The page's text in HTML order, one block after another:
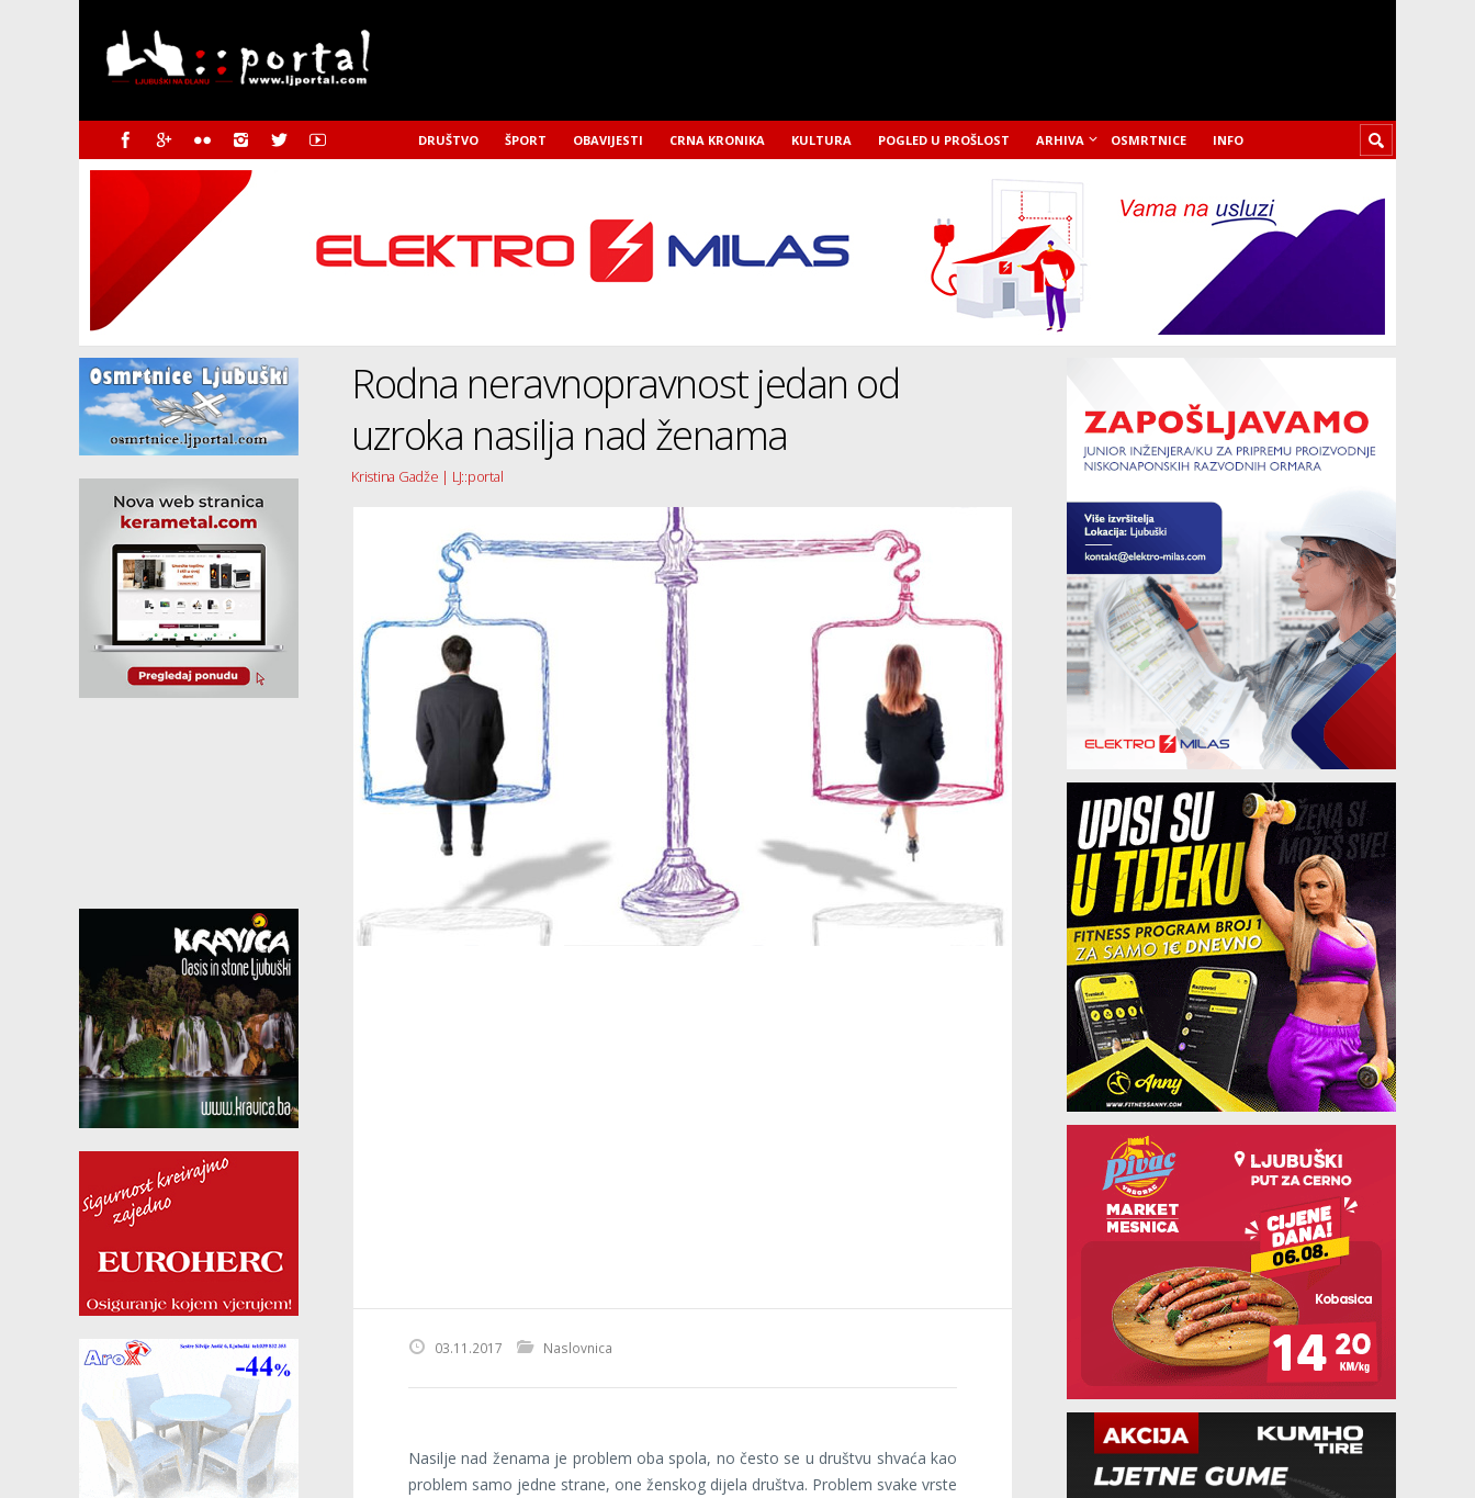
DRUŠTVO ŠPORT OBAVIJESTI CRNA KRONIKA KULTURA POGLED U PROŠLOST ARHIVA OSMRTNICE INFO
Rodna neravnopravnost jedan od
uzroka nasilja nad ženama
Kristina Gadže | LJ::portal
03.11.2017 Naslovnica
Nasilje nad ženama je problem oba spola, no često se u društvu shvaća kao
problem samo jedne strane, one ženskog dijela društva. Problem svake vrste